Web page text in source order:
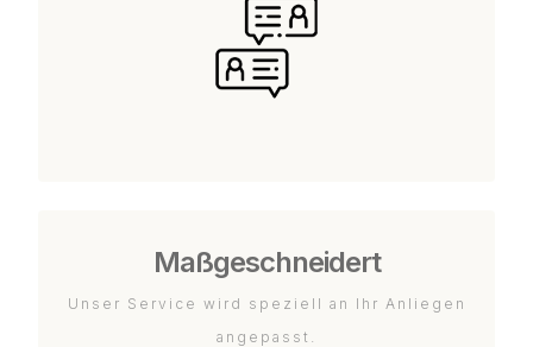
Maßgeschneidert
Unser Service wird speziell an Ihr Anliegen
angepasst.